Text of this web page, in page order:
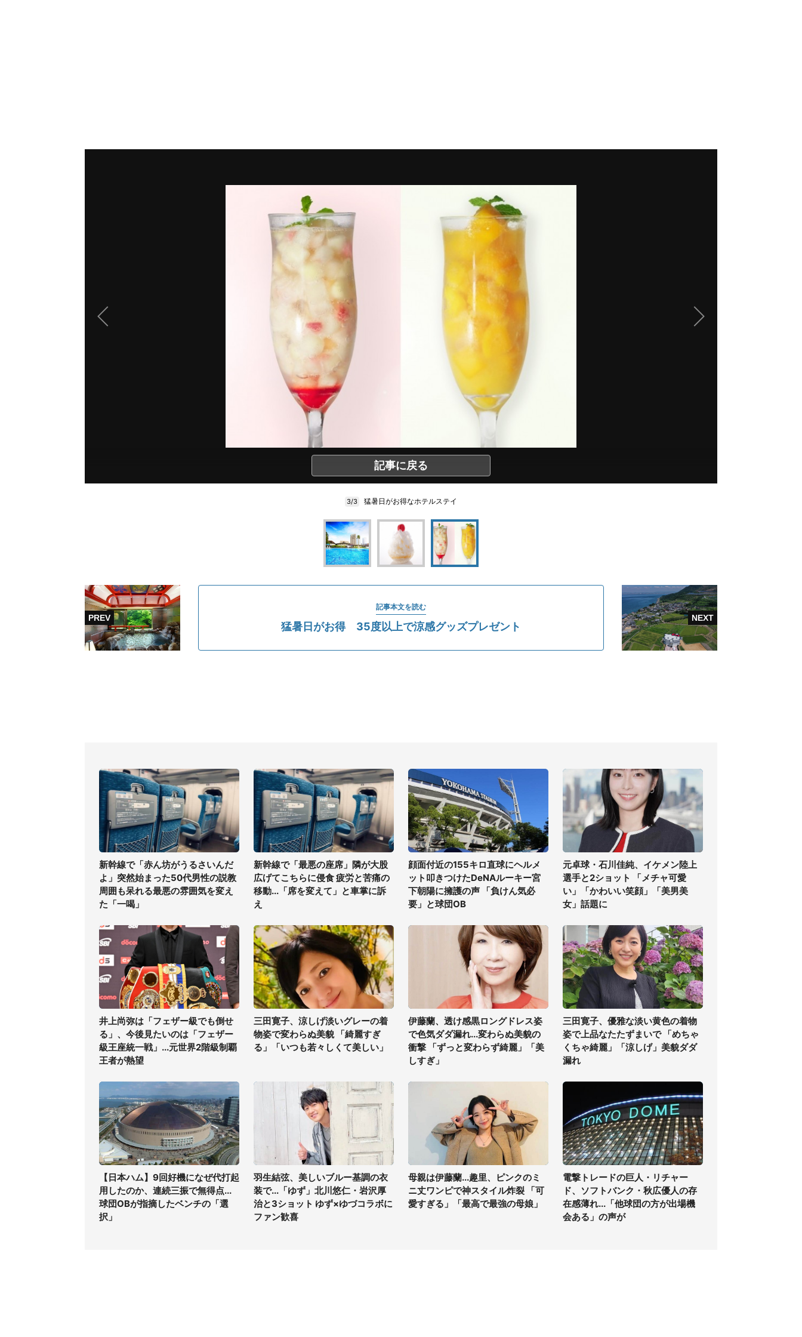
記事に戻る
3/3 猛暑日がお得なホテルステイ
記事本文を読む
猛暑日がお得 35度以上で涼感グッズプレゼント
新幹線で「赤ん坊がうるさいんだ
よ」突然始まった50代男性の説教
周囲も呆れる最悪の雰囲気を変え
た「一喝」
新幹線で「最悪の座席」隣が大股
広げてこちらに侵食 疲労と苦痛の
移動...「席を変えて」と車掌に訴
え
顔面付近の155キロ直球にヘルメ
ット叩きつけたDeNAルーキー宮
下朝陽に擁護の声 「負けん気必
要」と球団OB
元卓球・石川佳純、イケメン陸上
選手と2ショット 「メチャ可愛
い」「かわいい笑顔」「美男美
女」話題に
井上尚弥は「フェザー級でも倒せ
る」、今後見たいのは「フェザー
級王座統一戦」...元世界2階級制覇
王者が熱望
三田寛子、涼しげ淡いグレーの着
物姿で変わらぬ美貌 「綺麗すぎ
る」「いつも若々しくて美しい」
伊藤蘭、透け感黒ロングドレス姿
で色気ダダ漏れ...変わらぬ美貌の
衝撃 「ずっと変わらず綺麗」「美
しすぎ」
三田寛子、優雅な淡い黄色の着物
姿で上品なたたずまいで 「めちゃ
くちゃ綺麗」「涼しげ」美貌ダダ
漏れ
【日本ハム】9回好機になぜ代打起
用したのか、連続三振で無得点...
球団OBが指摘したベンチの「選
択」
羽生結弦、美しいブルー基調の衣
装で...「ゆず」北川悠仁・岩沢厚
治と3ショット ゆず×ゆづコラボに
ファン歓喜
母親は伊藤蘭...趣里、ピンクのミ
ニ丈ワンピで神スタイル炸裂 「可
愛すぎる」「最高で最強の母娘」
電撃トレードの巨人・リチャー
ド、ソフトバンク・秋広優人の存
在感薄れ...「他球団の方が出場機
会ある」の声が